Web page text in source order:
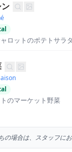
ロットのポテトサラ
のマーケット野菜
の場合は、スタッフに